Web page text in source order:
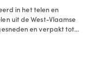
in het telen en
uit de West-Vlaamse
en verpakt tot
Horeca keuken of